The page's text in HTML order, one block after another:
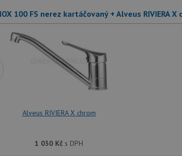
100 FS nerez kartáčovaný + Alveus RIVIERA X
Alveus RIVIERA X chrom
1 030 Kč s DPH